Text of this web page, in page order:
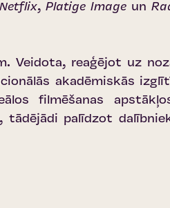
Netflix,Platige Imageun
Veidota, reaģējot uz
akadēmiskās
filmēšanas
tādējādi palīdzot